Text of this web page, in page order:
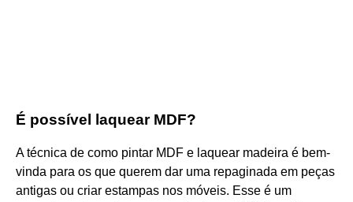
É possível laquear MDF?
A técnica de como pintar MDF e laquear madeira é bem-
vinda para os que querem dar uma repaginada em peças
antigas ou criar estampas nos móveis. Esse é um